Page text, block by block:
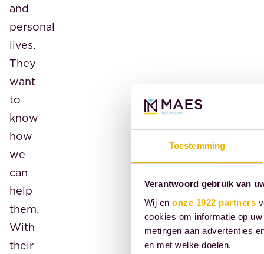
Toestemming
Verantwoord gebruik van
Wij en onze 1022 partners
cookies om informatie op
metingen aan advertenties
en met welke doelen.
and
personal
lives.
They
want
to
know
how
we
can
help
them.
With
their